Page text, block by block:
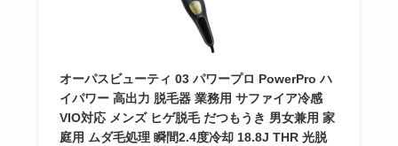
オーパスビューティ 03 パワープロ PowerPro ハ
イパワー 高出力 脱毛器 業務用 サファイア冷感
VIO対応 メンズ ヒゲ脱毛 だつもうき 男女兼用 家
庭用 ムダ毛処理 瞬間2.4度冷却 18.8J THR 光脱